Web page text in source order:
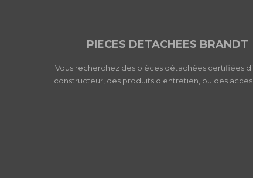
PIECES DETACHEES BRANDT
Vous recherchez des pièces détachées certifiées
constructeur, des produits d'entretien, ou des